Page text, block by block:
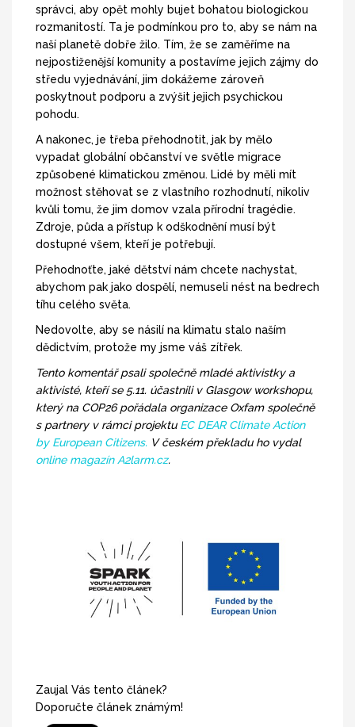
správci, aby opět mohly bujet bohatou biologickou
rozmanitostí. Ta je podmínkou pro to, aby se nám na
naší planetě dobře žilo. Tím, že se zaměříme na
nejpostiženější komunity a postavíme jejich zájmy do
středu vyjednávání, jim dokážeme zároveň
poskytnout podporu a zvýšit jejich psychickou
pohodu.
A nakonec, je třeba přehodnotit, jak by mělo
vypadat globální občanství ve světle migrace
způsobené klimatickou změnou. Lidé by měli mít
možnost stěhovat se z vlastního rozhodnutí, nikoliv
kvůli tomu, že jim domov vzala přírodní tragédie.
Zdroje, půda a přístup k odškodnění musí být
dostupné všem, kteří je potřebují.
Přehodnoťte, jaké dětství nám chcete nachystat,
abychom pak jako dospělí, nemuseli nést na bedrech
tíhu celého světa.
Nedovolte, aby se násilí na klimatu stalo naším
dědictvím, protože my jsme váš zítřek.
Tento komentář psali společně mladé aktivistky a
aktivisté, kteří se 5.11. účastnili v Glasgow workshopu,
který na COP26 pořádala organizace Oxfam společně
s partnery v rámci projektu EC DEAR Climate Action
by European Citizens. V českém překladu ho vydal
online magazín A2larm.cz.
Zaujal Vás tento článek?
Doporučte článek známým!